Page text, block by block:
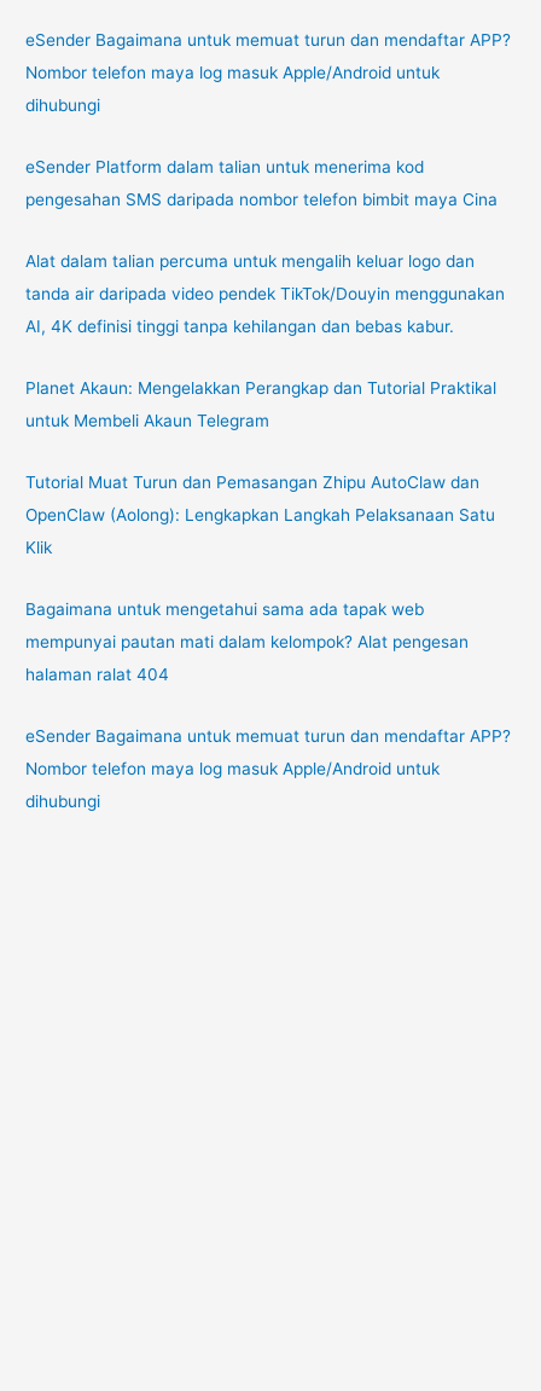
eSender Bagaimana untuk memuat turun dan mendaftar APP?
Nombor telefon maya log masuk Apple/Android untuk
dihubungi
eSender Platform dalam talian untuk menerima kod
pengesahan SMS daripada nombor telefon bimbit maya Cina
Alat dalam talian percuma untuk mengalih keluar logo dan
tanda air daripada video pendek TikTok/Douyin menggunakan
AI, 4K definisi tinggi tanpa kehilangan dan bebas kabur.
Planet Akaun: Mengelakkan Perangkap dan Tutorial Praktikal
untuk Membeli Akaun Telegram
Tutorial Muat Turun dan Pemasangan Zhipu AutoClaw dan
OpenClaw (Aolong): Lengkapkan Langkah Pelaksanaan Satu
Klik
Bagaimana untuk mengetahui sama ada tapak web
mempunyai pautan mati dalam kelompok? Alat pengesan
halaman ralat 404
eSender Bagaimana untuk memuat turun dan mendaftar APP?
Nombor telefon maya log masuk Apple/Android untuk
dihubungi